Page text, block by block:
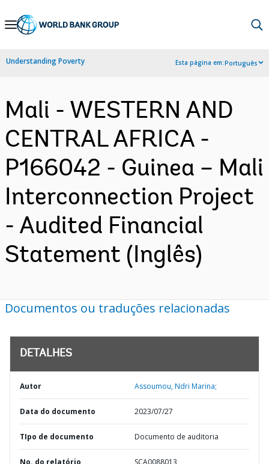
Skip
Navigation
Understanding Poverty Esta página em:Português
Mali - WESTERN AND
CENTRAL AFRICA -
P166042 - Guinea – Mali
Interconnection Project
- Audited Financial
Statement (Inglês)
Documentos ou traduções relacionadas
DETALHES
Autor Assoumou, Ndri Marina;
Data do documento 2023/07/27
TIpo de documento Documento de auditoria
No. do relatório SCA0088013